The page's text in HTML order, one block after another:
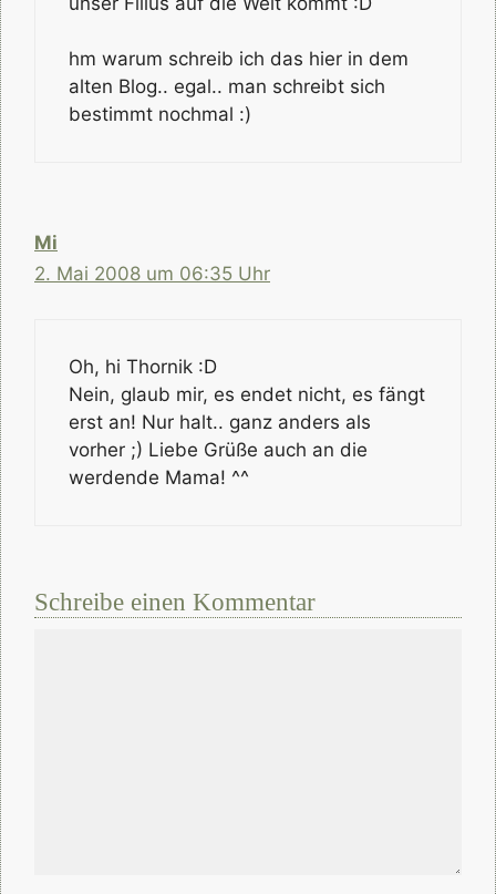
hm warum schreib ich das hier in dem
alten Blog.. egal.. man schreibt sich
bestimmt nochmal :)
Mi
2. Mai 2008 um 06:35 Uhr
Oh, hi Thornik :D
Nein, glaub mir, es endet nicht, es fängt
erst an! Nur halt.. ganz anders als
vorher ;) Liebe Grüße auch an die
werdende Mama! ^^
Schreibe einen Kommentar